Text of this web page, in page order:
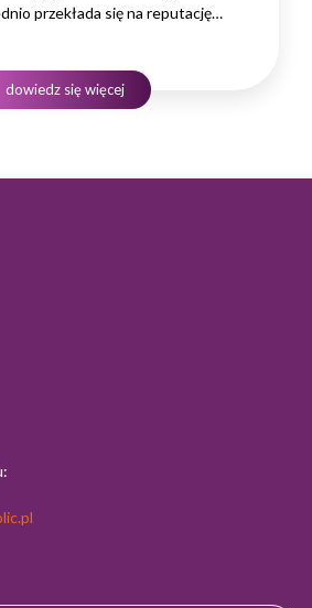
przekłada się na reputację
rozwiniętych kompetencji
dowiedz się więcej